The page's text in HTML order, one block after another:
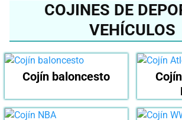
COJINES DE
VEHÍCULOS
Cojín baloncesto